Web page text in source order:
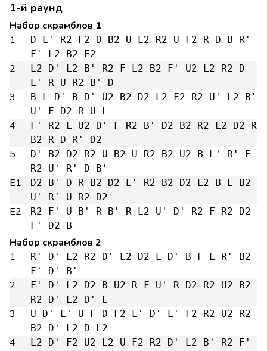
1-й раунд
Набор скрамблов 1
1
D L' R2 F2 D B2 U L2 R2 U F2 R D B R'
F' L2 B2 F2
2
L2 D' L2 B' R2 F L2 B2 F' U2 L2 R2 D
L' R U R2 B' D
3
B L D' B D' U2 B2 D2 L2 F2 R2 U' L2 B'
U' F D2 R U L
4
F' R2 L U2 D' F R2 B' D2 B2 R2 L2 D2 R
B2 R D R' D2
5
D' B2 D2 R2 U B2 U R2 B2 U2 B L' R' F
R2 U' R' D B'
E1
D2 B' D R B2 D2 L' R2 B2 D2 L2 B L B2
U' R' U R2 D2
E2
R2 F' U B' R B' R L2 U' D' R2 F R2 D2
F' D2 B
Набор скрамблов 2
1
R' D' L2 R2 D' L2 D2 L D' B F L R' B2
F' D' B'
2
F' D' L2 D2 B U2 R F U' R D2 R2 U2 B2
R2 D' L2 D' L
3
U D' L' U F D F2 L' D' L' F2 R2 U2 R2
B2 D' L2 D L2
4
L2 D' F2 U2 L2 U F2 R2 D' L2 B' R2 F'